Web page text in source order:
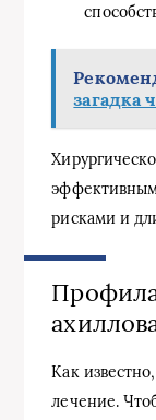
загадка
рисками и
Как
лечение.